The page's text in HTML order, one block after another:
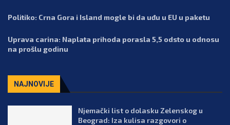
Politiko: Crna Gora i Island mogle bi da uđu u EU u paketu
Uprava carina: Naplata prihoda porasla 5,5 odsto u odnosu
na prošlu godinu
NAJNOVIJE
Njemački list o dolasku Zelenskog u
Beograd: Iza kulisa razgovori o